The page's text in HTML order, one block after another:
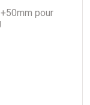
+50mm pour